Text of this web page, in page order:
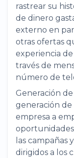
rastrear su
de dinero
externo en
otras ofertas
experiencia
través de
número de
Generación
generación
empresa a
las campañas
dirigidos a los